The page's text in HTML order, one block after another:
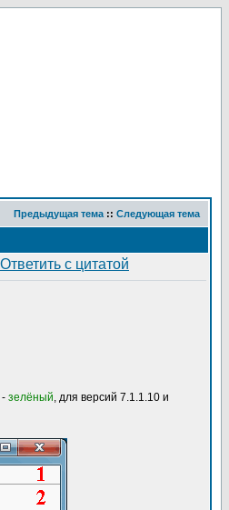
Предыдущая тема :: Следующая тема
- зелёный, для версий 7.1.1.10 и